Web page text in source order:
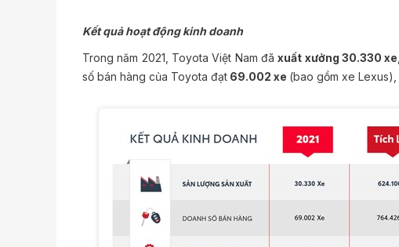
Kết quả hoạt động kinh doanh
Trong năm 2021, Toyota Việt Nam đãxuất xưởng 30.330 xe
số bán hàng của Toyota đạt 69.002 xe (bao gồm xe Lexus),